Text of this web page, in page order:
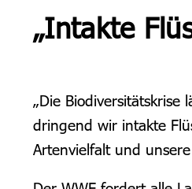
„Intakte
„Die
dringend wir intakte
Artenvielfalt und